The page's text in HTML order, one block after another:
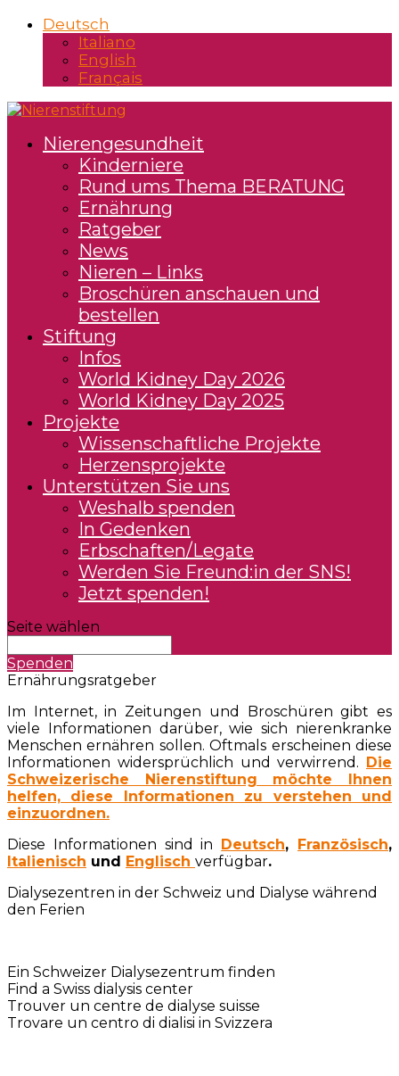
Deutsch
Italiano
English
Français
Nierengesundheit
Kinderniere
Rund ums Thema BERATUNG
Ernährung
Ratgeber
News
Nieren – Links
Broschüren anschauen und
bestellen
Stiftung
Infos
World Kidney Day 2026
World Kidney Day 2025
Projekte
Wissenschaftliche Projekte
Herzensprojekte
Unterstützen Sie uns
Weshalb spenden
In Gedenken
Erbschaften/Legate
Werden Sie Freund:in der SNS!
Jetzt spenden!
Seite wählen
Spenden
Ernährungsratgeber
Im Internet, in Zeitungen und Broschüren gibt es
viele Informationen darüber, wie sich nierenkranke
Menschen ernähren sollen. Oftmals erscheinen diese
Informationen widersprüchlich und verwirrend. Die
Schweizerische Nierenstiftung möchte Ihnen
helfen, diese Informationen zu verstehen und
einzuordnen.
Diese Informationen sind in Deutsch, Französisch,
Italienisch und Englisch verfügbar.
Dialysezentren in der Schweiz und Dialyse während
den Ferien
Ein Schweizer Dialysezentrum finden
Find a Swiss dialysis center
Trouver un centre de dialyse suisse
Trovare un centro di dialisi in Svizzera